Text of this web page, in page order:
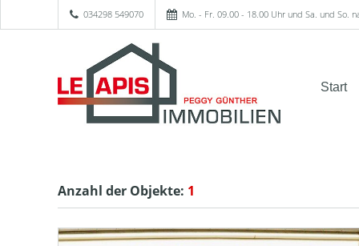
034298 549070 Mo. - Fr. 09.00 - 18.00 Uhr und Sa. und So.
Start
Anzahl der Objekte: 1